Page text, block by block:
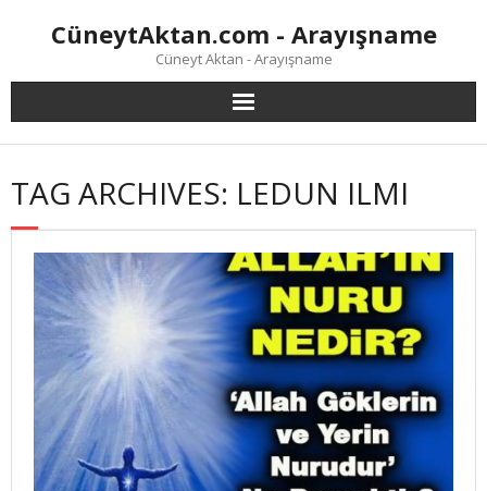
CüneytAktan.com - Arayışname
Cüneyt Aktan - Arayışname
TAG ARCHIVES: LEDUN ILMI